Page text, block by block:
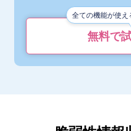
全ての機能が使え
無料で